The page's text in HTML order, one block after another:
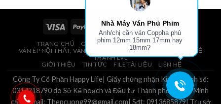
TRANG CHỦ
GIÁ VÁN PHỦ PHIM, VÁN COPPHA
VÁN ÉP NỘI THẤT, VÁN ÉP BAO BÌ, VÁN SOFA, PALLETS, VÁN SẺ
THANH LVL
GIỚI THIỆU
TIN TỨC FILE TÀI LIỆU LIÊN HỆ
Công Ty Cổ Phần Happy Life| Giấy chứng nhận Kinh Doanh số:
0314218790 do Sở Kế hoạch và Đầu tư Thành phố Hồ Chí Minh
cấp.| Email: Thepcuong99@gmail.com| Sđt: 0913685879| Trụ sở
Nhà Máy Ván Phủ Phim
Anh/chị cần ván Coppha phủ
phim 12mm 15mm 17mm hay
18mm?